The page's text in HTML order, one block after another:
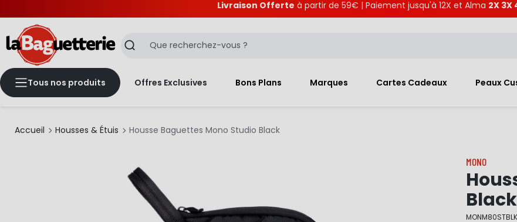
Livraison Offerte à partir de 59€ | Paiement jusqu'à 12X et Alma 2X 3X
Recherche
Tous nos produits Offres Exclusives Bons Plans Marques Cartes Cadeaux Peaux
Accueil Housses & Étuis Housse Baguettes Mono Studio Black
MONO
Black
MONM80STBLK